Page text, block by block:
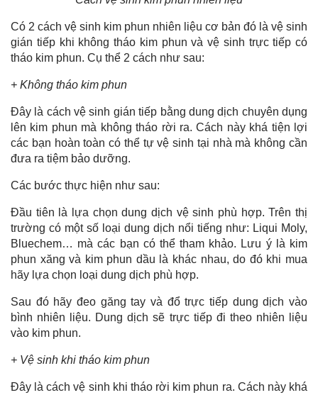
Có 2 cách vệ sinh kim phun nhiên liệu cơ bản đó là vệ sinh
gián tiếp khi không tháo kim phun và vệ sinh trực tiếp có
tháo kim phun. Cụ thể 2 cách như sau:
+ Không tháo kim phun
Đây là cách vệ sinh gián tiếp bằng dung dịch chuyên dụng
lên kim phun mà không tháo rời ra. Cách này khá tiện lợi
các bạn hoàn toàn có thể tự vệ sinh tại nhà mà không cần
đưa ra tiệm bảo dưỡng.
Các bước thực hiện như sau:
Đầu tiên là lựa chọn dung dịch vệ sinh phù hợp. Trên thị
trường có một số loại dung dịch nổi tiếng như: Liqui Moly,
Bluechem… mà các bạn có thể tham khảo. Lưu ý là kim
phun xăng và kim phun dầu là khác nhau, do đó khi mua
hãy lựa chọn loại dung dịch phù hợp.
Sau đó hãy đeo găng tay và đổ trực tiếp dung dịch vào
bình nhiên liệu. Dung dịch sẽ trực tiếp đi theo nhiên liệu
vào kim phun.
+ Vệ sinh khi tháo kim phun
Đây là cách vệ sinh khi tháo rời kim phun ra. Cách này khá